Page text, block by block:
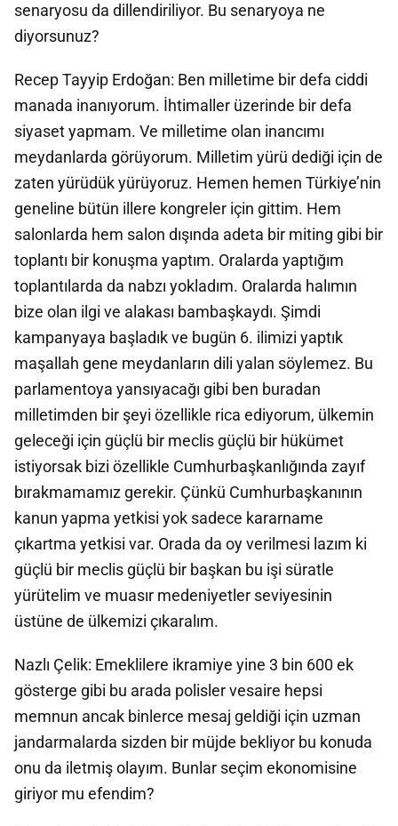
senaryosu da dillendiriliyor. Bu senaryoya ne
diyorsunuz?
Recep Tayyip Erdoğan: Ben milletime bir defa ciddi
manada inanıyorum. İhtimaller üzerinde bir defa
siyaset yapmam. Ve milletime olan inancımı
meydanlarda görüyorum. Milletim yürü dediği için de
zaten yürüdük yürüyoruz. Hemen hemen Türkiye’nin
geneline bütün illere kongreler için gittim. Hem
salonlarda hem salon dışında adeta bir miting gibi bir
toplantı bir konuşma yaptım. Oralarda yaptığım
toplantılarda da nabzı yokladım. Oralarda halımın
bize olan ilgi ve alakası bambaşkaydı. Şimdi
kampanyaya başladık ve bugün 6. ilimizi yaptık
maşallah gene meydanların dili yalan söylemez. Bu
parlamentoya yansıyacağı gibi ben buradan
milletimden bir şeyi özellikle rica ediyorum, ülkemin
geleceği için güçlü bir meclis güçlü bir hükümet
istiyorsak bizi özellikle Cumhurbaşkanlığında zayıf
bırakmamamız gerekir. Çünkü Cumhurbaşkanının
kanun yapma yetkisi yok sadece kararname
çıkartma yetkisi var. Orada da oy verilmesi lazım ki
güçlü bir meclis güçlü bir başkan bu işi süratle
yürütelim ve muasır medeniyetler seviyesinin
üstüne de ülkemizi çıkaralım.
Nazlı Çelik: Emeklilere ikramiye yine 3 bin 600 ek
gösterge gibi bu arada polisler vesaire hepsi
memnun ancak binlerce mesaj geldiği için uzman
jandarmalarda sizden bir müjde bekliyor bu konuda
onu da iletmiş olayım. Bunlar seçim ekonomisine
giriyor mu efendim?